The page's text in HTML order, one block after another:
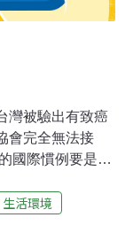
灣被驗出有致癌
會完全無法接
國際慣例要是3
陽澄湖大閘蟹，
殘留都是檢查
生活環境